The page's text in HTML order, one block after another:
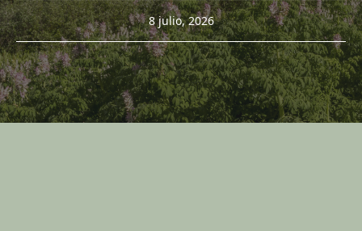
8 julio, 2026